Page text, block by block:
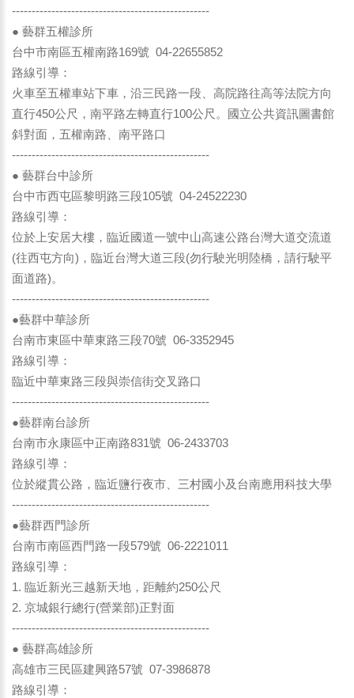
--------------------------------------------------
● 藝群五權診所
台中市南區五權南路169號 04-22655852
路線引導：
火車至五權車站下車，沿三民路一段、高院路往高等法院方向
直行450公尺，南平路左轉直行100公尺。國立公共資訊圖書館
斜對面，五權南路、南平路口
--------------------------------------------------
● 藝群台中診所
台中市西屯區黎明路三段105號 04-24522230
路線引導：
位於上安居大樓，臨近國道一號中山高速公路台灣大道交流道
(往西屯方向)，臨近台灣大道三段(勿行駛光明陸橋，請行駛平
面道路)。
--------------------------------------------------
●藝群中華診所
台南市東區中華東路三段70號 06-3352945
路線引導：
臨近中華東路三段與崇信街交叉路口
--------------------------------------------------
●藝群南台診所
台南市永康區中正南路831號 06-2433703
路線引導：
位於縱貫公路，臨近鹽行夜市、三村國小及台南應用科技大學
--------------------------------------------------
●藝群西門診所
台南市南區西門路一段579號 06-2221011
路線引導：
1. 臨近新光三越新天地，距離約250公尺
2. 京城銀行總行(營業部)正對面
--------------------------------------------------
● 藝群高雄診所
高雄市三民區建興路57號 07-3986878
路線引導：